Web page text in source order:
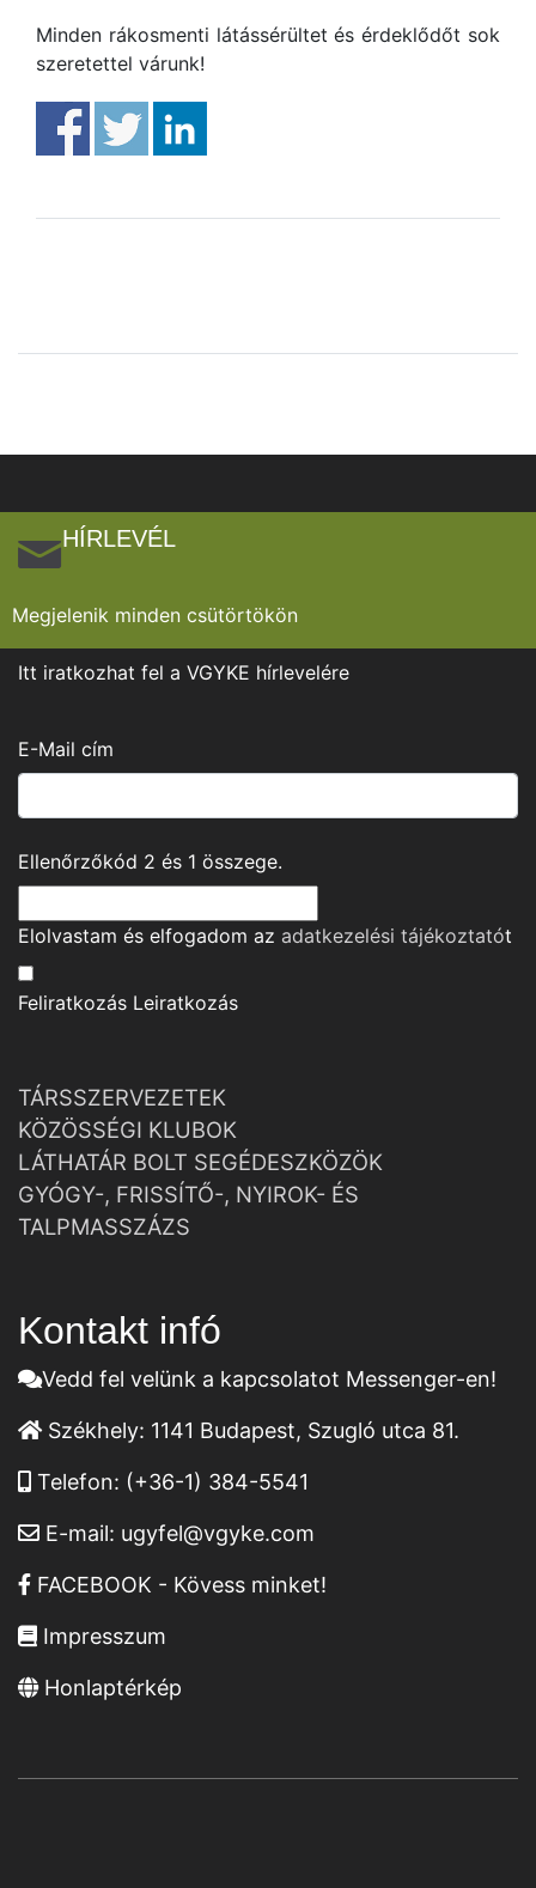
Minden rákosmenti látássérültet és érdeklődőt sok
szeretettel várunk!
HÍRLEVÉL
Megjelenik minden csütörtökön
Itt iratkozhat fel a VGYKE hírlevelére
E-Mail cím
Ellenőrzőkód 2 és 1 összege.
Elolvastam és elfogadom az adatkezelési tájékoztatót
Feliratkozás Leiratkozás
TÁRSSZERVEZETEK
KÖZÖSSÉGI KLUBOK
LÁTHATÁR BOLT SEGÉDESZKÖZÖK
GYÓGY-, FRISSÍTŐ-, NYIROK- ÉS
TALPMASSZÁZS
Kontakt infó
Vedd fel velünk a kapcsolatot Messenger-en!
Székhely: 1141 Budapest, Szugló utca 81.
Telefon: (+36-1) 384-5541
E-mail: ugyfel@vgyke.com
FACEBOOK - Kövess minket!
Impresszum
Honlaptérkép